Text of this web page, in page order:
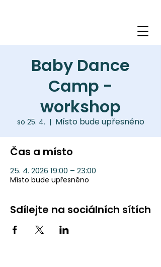
Baby Dance
Camp -
workshop
so 25. 4.
  |
Místo bude upřesněno
Čas a místo
25. 4. 2026 19:00 – 23:00
Místo bude upřesněno
Sdílejte na sociálních sítích